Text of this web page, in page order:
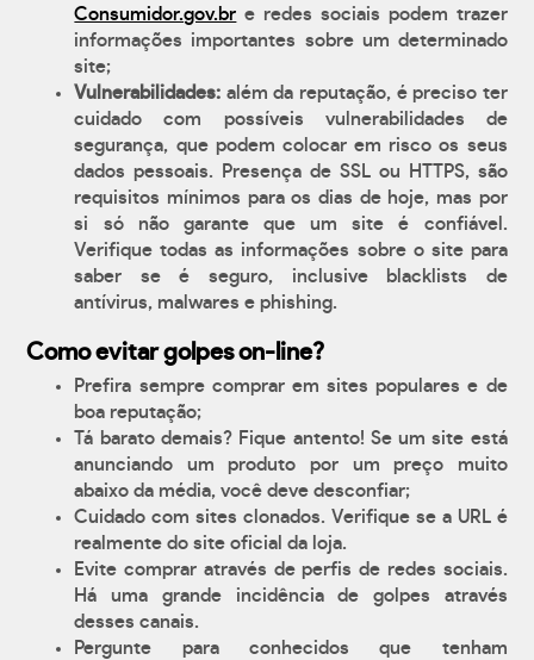
Consumidor.gov.br e redes sociais podem trazer
informações importantes sobre um determinado
site;
Vulnerabilidades: além da reputação, é preciso ter
cuidado com possíveis vulnerabilidades de
segurança, que podem colocar em risco os seus
dados pessoais. Presença de SSL ou HTTPS, são
requisitos mínimos para os dias de hoje, mas por
si só não garante que um site é confiável.
Verifique todas as informações sobre o site para
saber se é seguro, inclusive blacklists de
antívirus, malwares e phishing.
Como evitar golpes on-line?
Prefira sempre comprar em sites populares e de
boa reputação;
Tá barato demais? Fique antento! Se um site está
anunciando um produto por um preço muito
abaixo da média, você deve desconfiar;
Cuidado com sites clonados. Verifique se a URL é
realmente do site oficial da loja.
Evite comprar através de perfis de redes sociais.
Há uma grande incidência de golpes através
desses canais.
Pergunte para conhecidos que tenham